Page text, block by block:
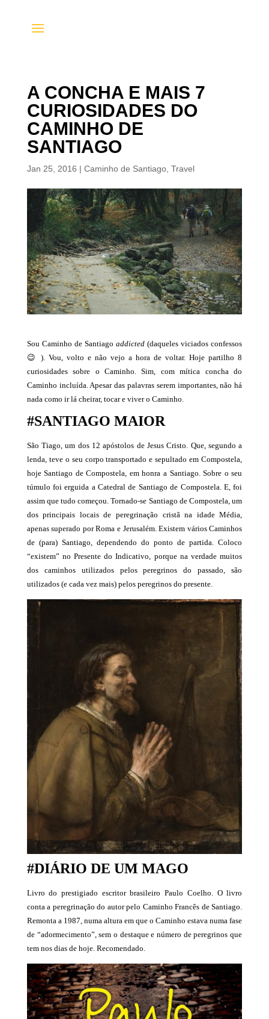
A CONCHA E MAIS 7
CURIOSIDADES DO
CAMINHO DE
SANTIAGO
Jan 25, 2016 | Caminho de Santiago, Travel
Sou Caminho de Santiagoaddicted (daqueles viciados confessos
😉 ). Vou, volto e não vejo a hora de voltar. Hoje partilho 8
curiosidades sobre o Caminho. Sim, com mítica concha do
Caminho incluída. Apesar das palavras serem importantes, não há
nada como ir lá cheirar, tocar e viver o Caminho.
#SANTIAGO MAIOR
São Tiago, um dos 12 apóstolos de Jesus Cristo. Que, segundo a
lenda, teve o seu corpo transportado e sepultado em Compostela,
hoje Santiago de Compostela, em honra a Santiago. Sobre o seu
túmulo foi erguida a Catedral de Santiago de Compostela. E, foi
assim que tudo começou. Tornado-se Santiago de Compostela, um
dos principais locais de peregrinação cristã na idade Média,
apenas superado por Roma e Jerusalém. Existem vários Caminhos
de (para) Santiago, dependendo do ponto de partida. Coloco
“existem” no Presente do Indicativo, porque na verdade muitos
dos caminhos utilizados pelos peregrinos do passado, são
utilizados (e cada vez mais) pelos peregrinos do presente.
#DIÁRIO DE UM MAGO
Livro do prestigiado escritor brasileiro Paulo Coelho. O livro
conta a peregrinação do autor pelo Caminho Francês de Santiago.
Remonta a 1987, numa altura em que o Caminho estava numa fase
de “adormecimento”, sem o destaque e número de peregrinos que
tem nos dias de hoje. Recomendado.